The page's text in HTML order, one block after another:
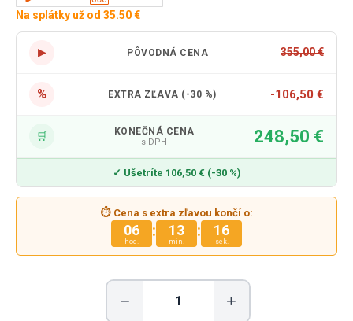
Na splátky už od 35.50 €
▶ PÔVODNÁ CENA 355,00 €
% EXTRA ZĽAVA (-30 %) -106,50 €
🛒 KONEČNÁ CENA
s DPH 248,50 €
✓ Ušetríte 106,50 € (-30 %)
⏱ Cena s extra zľavou končí o:
06
hod.
: 13
min.
: 15
sek.
− +